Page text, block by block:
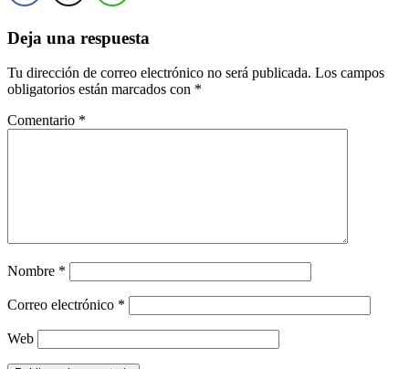
Deja una respuesta
Tu dirección de correo electrónico no será publicada. Los campos
obligatorios están marcados con *
Comentario *
Nombre *
Correo electrónico *
Web